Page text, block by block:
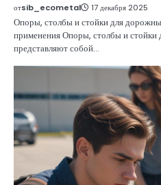
отsib_ecometal 17 декабря 2025
Опоры, столбы и стойки для
применения Опоры, столбы и стойки
представляют собой…